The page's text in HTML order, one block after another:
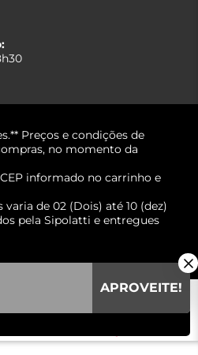
Preços e condições de
no momento da
informado no carrinho e
de 02 (Dois) até 10 (dez)
pela Sipolatti e entregues
APROVEITE!